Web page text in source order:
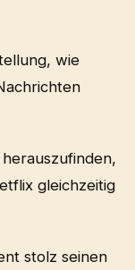
wie
gleichzeitig
stolz seinen